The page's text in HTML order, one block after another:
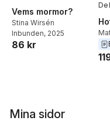
Vems mormor?
Stina Wirsén
Inbunden, 2025
86 kr
Mina sidor